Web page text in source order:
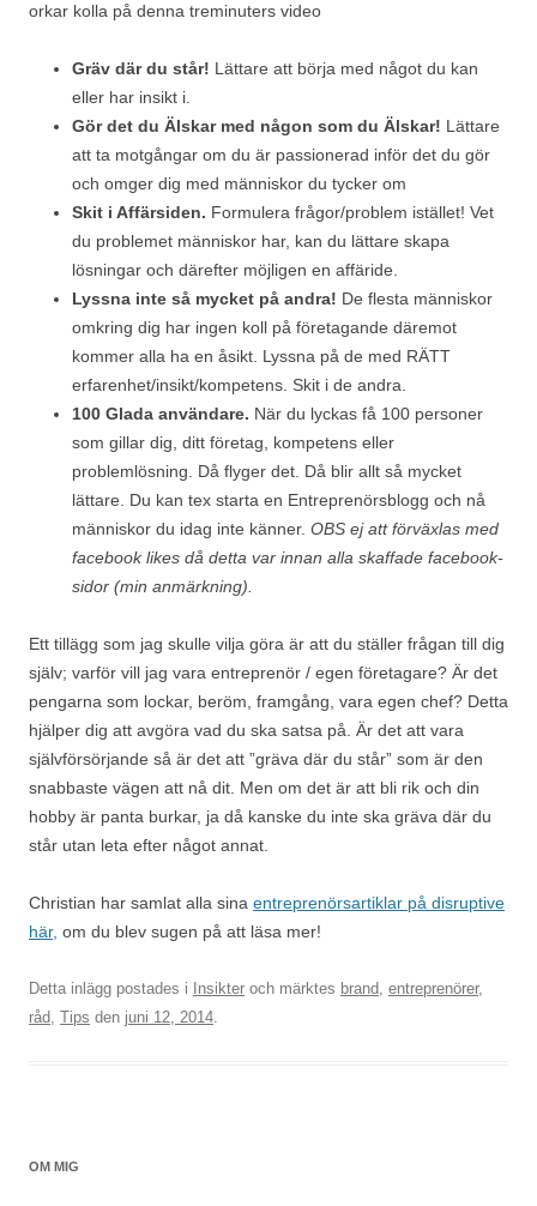
orkar kolla på denna treminuters video
Gräv där du står! Lättare att börja med något du kan
eller har insikt i.
Gör det du Älskar med någon som du Älskar! Lättare
att ta motgångar om du är passionerad inför det du gör
och omger dig med människor du tycker om
Skit i Affärsiden. Formulera frågor/problem istället! Vet
du problemet människor har, kan du lättare skapa
lösningar och därefter möjligen en affäride.
Lyssna inte så mycket på andra! De flesta människor
omkring dig har ingen koll på företagande däremot
kommer alla ha en åsikt. Lyssna på de med RÄTT
erfarenhet/insikt/kompetens. Skit i de andra.
100 Glada användare. När du lyckas få 100 personer
som gillar dig, ditt företag, kompetens eller
problemlösning. Då flyger det. Då blir allt så mycket
lättare. Du kan tex starta en Entreprenörsblogg och nå
människor du idag inte känner. OBS ej att förväxlas med
facebook likes då detta var innan alla skaffade facebook-
sidor (min anmärkning).
Ett tillägg som jag skulle vilja göra är att du ställer frågan till dig
själv; varför vill jag vara entreprenör / egen företagare? Är det
pengarna som lockar, beröm, framgång, vara egen chef? Detta
hjälper dig att avgöra vad du ska satsa på. Är det att vara
självförsörjande så är det att ”gräva där du står” som är den
snabbaste vägen att nå dit. Men om det är att bli rik och din
hobby är panta burkar, ja då kanske du inte ska gräva där du
står utan leta efter något annat.
Christian har samlat alla sina entreprenörsartiklar på disruptive
här, om du blev sugen på att läsa mer!
Detta inlägg postades i Insikter och märktes brand, entreprenörer,
råd, Tips den juni 12, 2014.
OM MIG